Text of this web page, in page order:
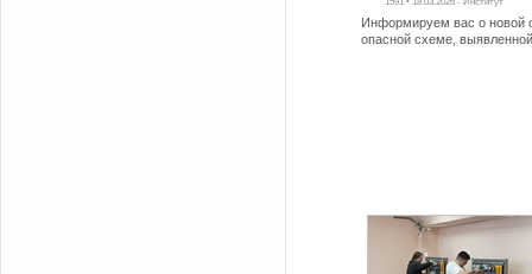
Информируем вас о новой
опасной схеме,